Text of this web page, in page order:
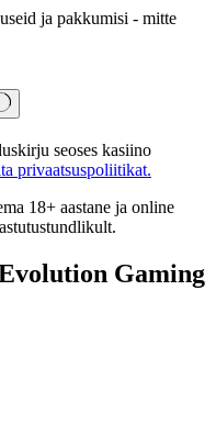
ja pakkumisi - mitte
seoses kasiino
privaatsuspoliitikat.
18+ aastane ja online
Gaming